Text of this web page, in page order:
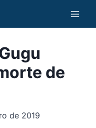
de
de 2019